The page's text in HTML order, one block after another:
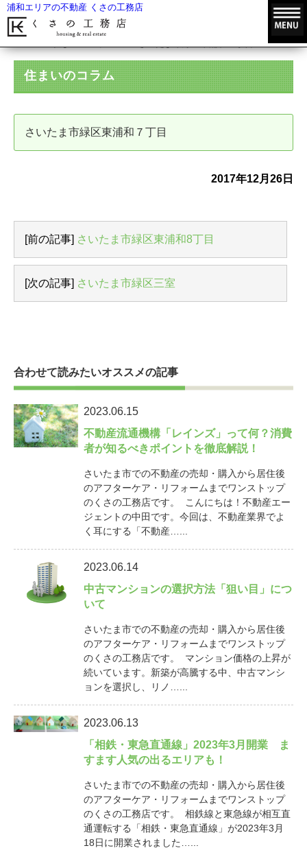
浦和エリアの不動産 くさの工務店
住まいのコラム
さいたま市緑区東浦和７丁目
2017年12月26日
[前の記事] さいたま市緑区東浦和8丁目
[次の記事] さいたま市緑区三室
合わせて読みたいオススメの記事
2023.06.15
不動産流通機構「レインズ」って何？消費
者が知るべきポイントを徹底解説！
さいたま市での不動産の売却・購入から居住後
のアフターケア・リフォームまでワンストップ
のくさの工務店です。 こんにちは！不動産エー
ジェントの中田です。今回は、不動産業界でよ
く耳にする「不動産…...
2023.06.14
中古マンションの選択方法「狙い目」につ
いて
さいたま市での不動産の売却・購入から居住後
のアフターケア・リフォームまでワンストップ
のくさの工務店です。 マンション価格の上昇が
続いています。新築が高騰する中、中古マンシ
ョンを選択し、リノ…...
2023.06.13
「相鉄・東急直通線」2023年3月開業 ま
すます人気の出るエリアも！
さいたま市での不動産の売却・購入から居住後
のアフターケア・リフォームまでワンストップ
のくさの工務店です。 相鉄線と東急線が相互直
通運転する「相鉄・東急直通線」が2023年3月
18日に開業されました…...